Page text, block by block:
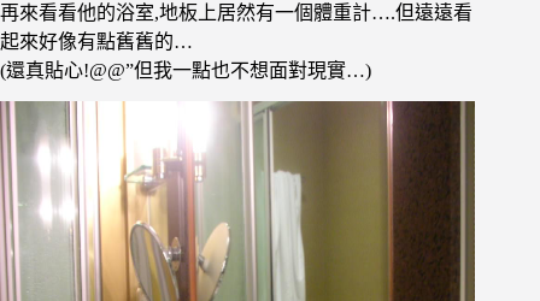
再來看看他的浴室,地板上居然有一個體重計….但遠遠看
起來好像有點舊舊的…
(還真貼心!@@”但我一點也不想面對現實…)